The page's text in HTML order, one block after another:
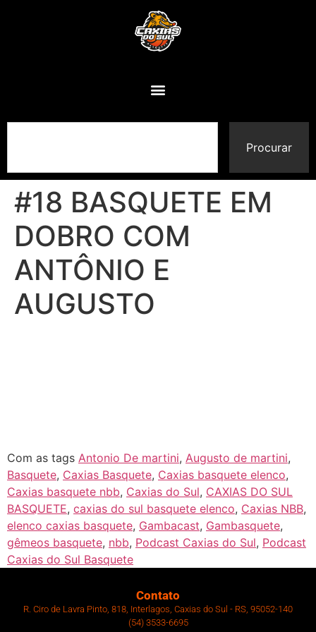
Procurar
#18 BASQUETE EM
DOBRO COM
ANTÔNIO E
AUGUSTO
Com as tags Antonio De martini, Augusto de martini,
Basquete, Caxias Basquete, Caxias basquete elenco,
Caxias basquete nbb, Caxias do Sul, CAXIAS DO SUL
BASQUETE, caxias do sul basquete elenco, Caxias NBB,
elenco caxias basquete, Gambacast, Gambasquete,
gêmeos basquete, nbb, Podcast Caxias do Sul, Podcast
Caxias do Sul Basquete
Contato
R. Ciro de Lavra Pinto, 818, Interlagos, Caxias do Sul - RS, 95052-140
(54) 3533-6695